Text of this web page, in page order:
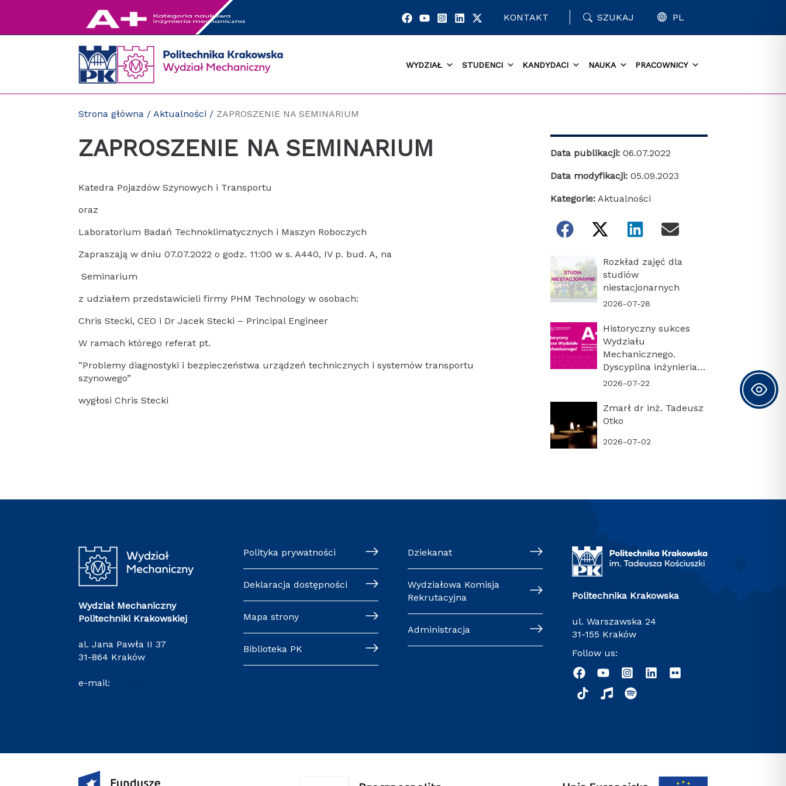
KONTAKT SZUKAJ PL
WYDZIAŁ STUDENCI KANDYDACI NAUKA PRACOWNICY
Strona główna /Aktualności / ZAPROSZENIE NA SEMINARIUM
ZAPROSZENIE NA SEMINARIUM
Katedra Pojazdów Szynowych i Transportu
oraz
Laboratorium Badań Technoklimatycznych i Maszyn Roboczych
Zapraszają w dniu 07.07.2022 o godz. 11:00 w s. A440, IV p. bud. A, na
Seminarium
z udziałem przedstawicieli firmy PHM Technology w osobach:
Chris Stecki, CEO i Dr Jacek Stecki – Principal Engineer
W ramach którego referat pt.
”Problemy diagnostyki i bezpieczeństwa urządzeń technicznych i systemów transportu
szynowego”
wygłosi Chris Stecki
Data publikacji: 06.07.2022
Data modyfikacji: 05.09.2023
Kategorie: Aktualności
Rozkład zajęć dla
studiów
niestacjonarnych
2026-07-28
Historyczny sukces
Wydziału
Mechanicznego.
Dyscyplina inżynieria
mechaniczna z
naukową A+!
2026-07-22
Zmarł dr inż. Tadeusz
Otko
2026-07-02
Wydział Mechaniczny
Politechniki Krakowskiej
al. Jana Pawła II 37
31-864 Kraków
e-mail:
Polityka prywatności
Deklaracja dostępności
Mapa strony
Biblioteka PK
Dziekanat
Wydziałowa Komisja
Rekrutacyjna
Administracja
Politechnika Krakowska
ul. Warszawska 24
31-155 Kraków
Follow us: